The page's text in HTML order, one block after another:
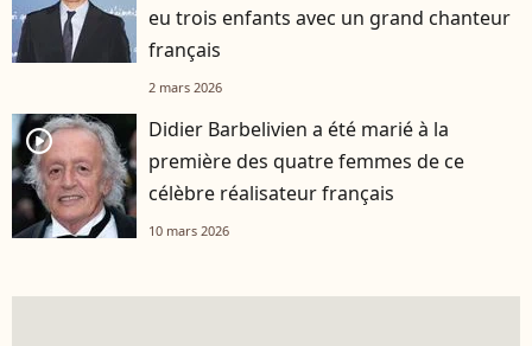
eu trois enfants avec un grand chanteur
français
2 mars 2026
player2
Didier Barbelivien a été marié à la
première des quatre femmes de ce
célèbre réalisateur français
10 mars 2026